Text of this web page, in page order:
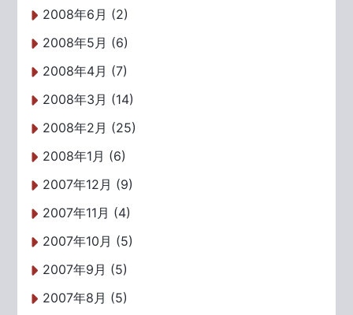
2008年6月 (2)
2008年5月 (6)
2008年4月 (7)
2008年3月 (14)
2008年2月 (25)
2008年1月 (6)
2007年12月 (9)
2007年11月 (4)
2007年10月 (5)
2007年9月 (5)
2007年8月 (5)